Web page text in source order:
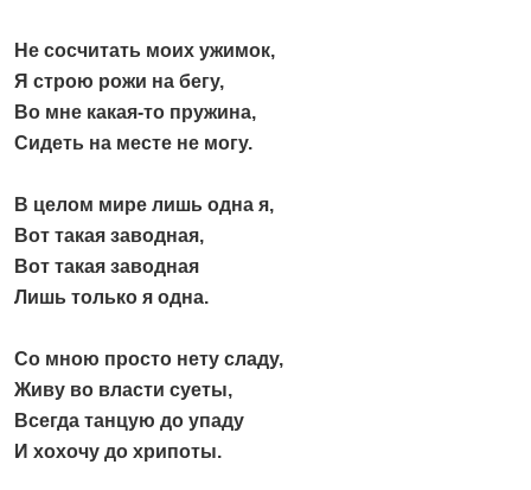
Не сосчитать моих ужимок,
Я строю рожи на бегу,
Во мне какая-то пружина,
Сидеть на месте не могу.
В целом мире лишь одна я,
Вот такая заводная,
Вот такая заводная
Лишь только я одна.
Со мною просто нету сладу,
Живу во власти суеты,
Всегда танцую до упаду
И хохочу до хрипоты.